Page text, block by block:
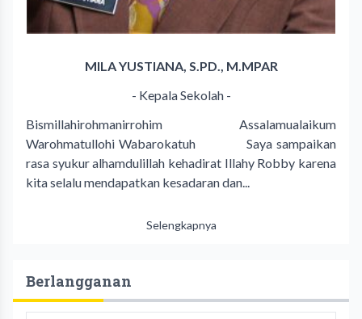
MILA YUSTIANA, S.PD., M.MPAR
- Kepala Sekolah -
Bismillahirohmanirrohim Assalamualaikum
Warohmatullohi Wabarokatuh Saya sampaikan
rasa syukur alhamdulillah kehadirat Illahy Robby karena
kita selalu mendapatkan kesadaran dan...
Selengkapnya
Berlangganan